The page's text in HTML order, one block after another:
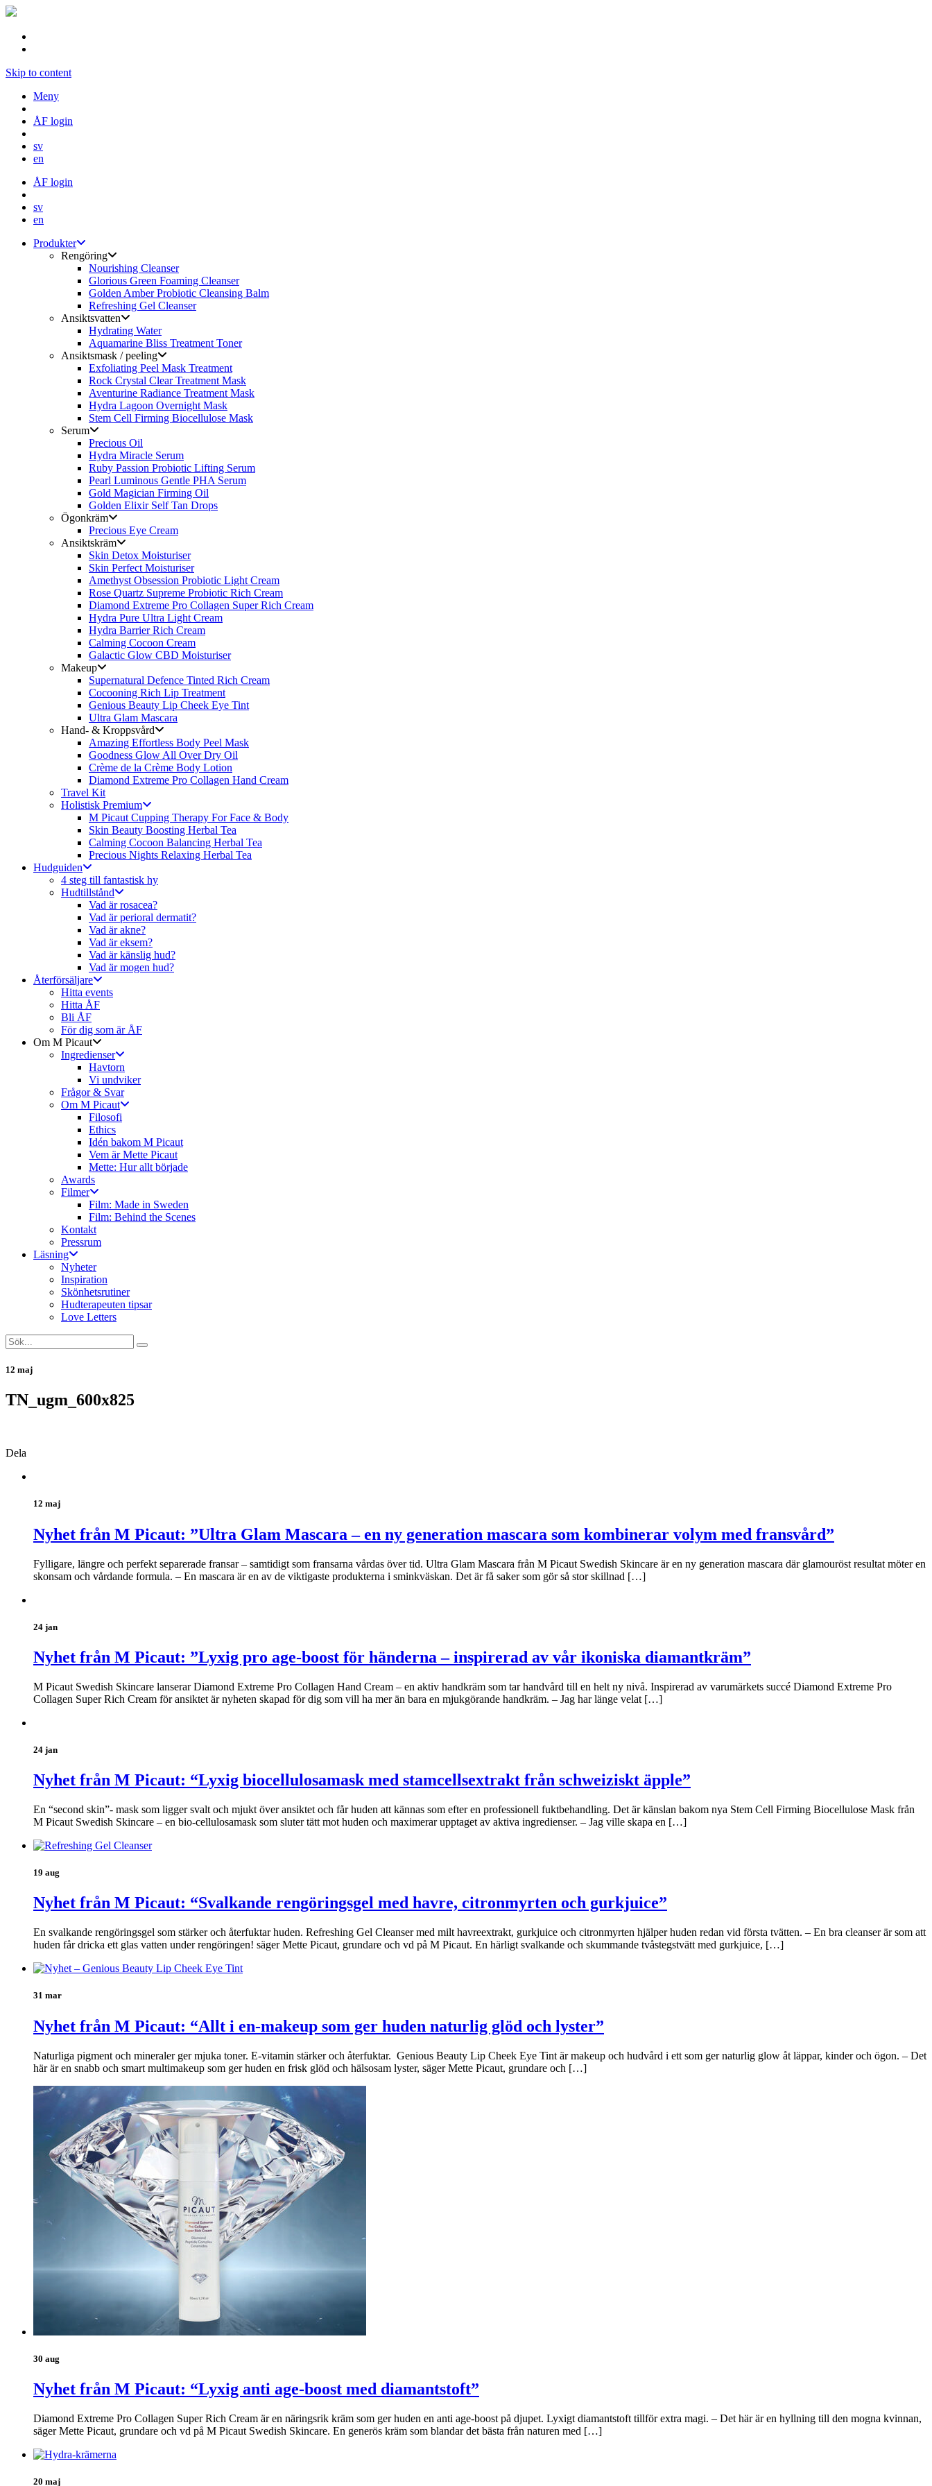
Skip to content
Meny
ÅF login
sv
en
ÅF login
sv
en
Produkter
Rengöring
Nourishing Cleanser
Glorious Green Foaming Cleanser
Golden Amber Probiotic Cleansing Balm
Refreshing Gel Cleanser
Ansiktsvatten
Hydrating Water
Aquamarine Bliss Treatment Toner
Ansiktsmask / peeling
Exfoliating Peel Mask Treatment
Rock Crystal Clear Treatment Mask
Aventurine Radiance Treatment Mask
Hydra Lagoon Overnight Mask
Stem Cell Firming Biocellulose Mask
Serum
Precious Oil
Hydra Miracle Serum
Ruby Passion Probiotic Lifting Serum
Pearl Luminous Gentle PHA Serum
Gold Magician Firming Oil
Golden Elixir Self Tan Drops
Ögonkräm
Precious Eye Cream
Ansiktskräm
Skin Detox Moisturiser
Skin Perfect Moisturiser
Amethyst Obsession Probiotic Light Cream
Rose Quartz Supreme Probiotic Rich Cream
Diamond Extreme Pro Collagen Super Rich Cream
Hydra Pure Ultra Light Cream
Hydra Barrier Rich Cream
Calming Cocoon Cream
Galactic Glow CBD Moisturiser
Makeup
Supernatural Defence Tinted Rich Cream
Cocooning Rich Lip Treatment
Genious Beauty Lip Cheek Eye Tint
Ultra Glam Mascara
Hand- & Kroppsvård
Amazing Effortless Body Peel Mask
Goodness Glow All Over Dry Oil
Crème de la Crème Body Lotion
Diamond Extreme Pro Collagen Hand Cream
Travel Kit
Holistisk Premium
M Picaut Cupping Therapy For Face & Body
Skin Beauty Boosting Herbal Tea
Calming Cocoon Balancing Herbal Tea
Precious Nights Relaxing Herbal Tea
Hudguiden
4 steg till fantastisk hy
Hudtillstånd
Vad är rosacea?
Vad är perioral dermatit?
Vad är akne?
Vad är eksem?
Vad är känslig hud?
Vad är mogen hud?
Återförsäljare
Hitta events
Hitta ÅF
Bli ÅF
För dig som är ÅF
Om M Picaut
Ingredienser
Havtorn
Vi undviker
Frågor & Svar
Om M Picaut
Filosofi
Ethics
Idén bakom M Picaut
Vem är Mette Picaut
Mette: Hur allt började
Awards
Filmer
Film: Made in Sweden
Film: Behind the Scenes
Kontakt
Pressrum
Läsning
Nyheter
Inspiration
Skönhetsrutiner
Hudterapeuten tipsar
Love Letters
12 maj
TN_ugm_600x825
Dela
12 maj
Nyhet från M Picaut: ”Ultra Glam Mascara – en ny generation mascara som kombinerar volym med fransvård”
Fylligare, längre och perfekt separerade fransar – samtidigt som fransarna vårdas över tid. Ultra Glam Mascara från M Picaut Swedish Skincare är en ny generation mascara där glamouröst resultat möter en
skonsam och vårdande formula. – En mascara är en av de viktigaste produkterna i sminkväskan. Det är få saker som gör så stor skillnad […]
24 jan
Nyhet från M Picaut: ”Lyxig pro age-boost för händerna – inspirerad av vår ikoniska diamantkräm”
M Picaut Swedish Skincare lanserar Diamond Extreme Pro Collagen Hand Cream – en aktiv handkräm som tar handvård till en helt ny nivå. Inspirerad av varumärkets succé Diamond Extreme Pro
Collagen Super Rich Cream för ansiktet är nyheten skapad för dig som vill ha mer än bara en mjukgörande handkräm. – Jag har länge velat […]
24 jan
Nyhet från M Picaut: “Lyxig biocellulosamask med stamcellsextrakt från schweiziskt äpple”
En “second skin”- mask som ligger svalt och mjukt över ansiktet och får huden att kännas som efter en professionell fuktbehandling. Det är känslan bakom nya Stem Cell Firming Biocellulose Mask från
M Picaut Swedish Skincare – en bio-cellulosamask som sluter tätt mot huden och maximerar upptaget av aktiva ingredienser. – Jag ville skapa en […]
19 aug
Nyhet från M Picaut: “Svalkande rengöringsgel med havre, citronmyrten och gurkjuice”
En svalkande rengöringsgel som stärker och återfuktar huden. Refreshing Gel Cleanser med milt havreextrakt, gurkjuice och citronmyrten hjälper huden redan vid första tvätten. – En bra cleanser är som att
huden får dricka ett glas vatten under rengöringen! säger Mette Picaut, grundare och vd på M Picaut. En härligt svalkande och skummande tvåstegstvätt med gurkjuice, […]
31 mar
Nyhet från M Picaut: “Allt i en-makeup som ger huden naturlig glöd och lyster”
Naturliga pigment och mineraler ger mjuka toner. E-vitamin stärker och återfuktar. Genious Beauty Lip Cheek Eye Tint är makeup och hudvård i ett som ger naturlig glow åt läppar, kinder och ögon. – Det
här är en snabb och smart multimakeup som ger huden en frisk glöd och hälsosam lyster, säger Mette Picaut, grundare och […]
30 aug
Nyhet från M Picaut: “Lyxig anti age-boost med diamantstoft”
Diamond Extreme Pro Collagen Super Rich Cream är en näringsrik kräm som ger huden en anti age-boost på djupet. Lyxigt diamantstoft tillför extra magi. – Det här är en hyllning till den mogna kvinnan,
säger Mette Picaut, grundare och vd på M Picaut Swedish Skincare. En generös kräm som blandar det bästa från naturen med […]
20 maj